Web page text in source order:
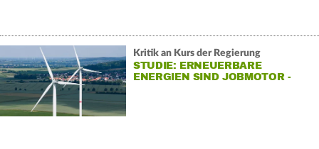
Kritik an Kurs der Regierung
STUDIE: ERNEUERBARE
ENERGIEN SIND JOBMOTOR -